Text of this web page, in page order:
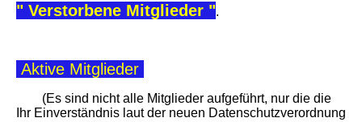
" Verstorbene Mitglieder ".
Aktive Mitglieder
(Es sind nicht alle Mitglieder aufgeführt, nur die die
Ihr Einverständnis laut der neuen Datenschutzverordnung